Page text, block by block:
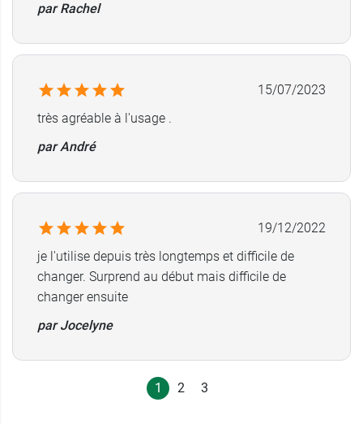
par Rachel
15/07/2023
très agréable à l'usage .
par André
19/12/2022
je l'utilise depuis très longtemps et difficile de
changer. Surprend au début mais difficile de
changer ensuite
par Jocelyne
1 2 3